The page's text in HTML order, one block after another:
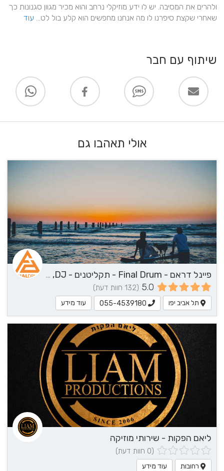
שאחרי שקצת סיפרנו לו מה אנחנו מחפשים הוא קלע בול לט... עוד
שיתוף עם חבר
אולי תאהבו גם
פיינל דראם - Final Drum - תקליטנים - DJ, נגן / הרכב מוזיקלי, שירותי מוזיקה
5.0 (132 חוות דעת)
תל אביב יפו 055-4539180 עוד מידע
ליאם הפקות - שירותי מוזיקה
(0 חוות דעת)
רחובות עוד מידע